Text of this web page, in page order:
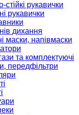
стійкі рукавички
рукавички
дихання
маски, напівмаски
та комплектуючі
передфільтри